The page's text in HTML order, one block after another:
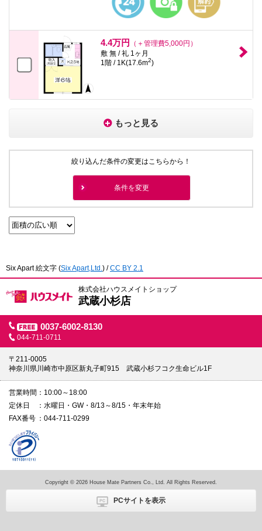
4.4万円
（＋管理費5,000円）
敷 無 / 礼 1ヶ月
1階 / 1K(17.6m2)
もっと見る
絞り込んだ条件の変更はこちらから！
条件を変更
Six Apart 絵文字 (Six Apart,Ltd.) /CC BY 2.1
株式会社ハウスメイトショップ
武蔵小杉店
0037-6002-8130
044-711-0711
〒211-0005
神奈川県川崎市中原区新丸子町915 武蔵小杉フコク生命ビル1F
営業時間
10:00～18:00
定休日
水曜日・GW・8/13～8/15・年末年始
FAX番号
044-711-0299
Copyright © 2026 House Mate Partners Co., Ltd. All Rights Reserved.
PCサイトを表示